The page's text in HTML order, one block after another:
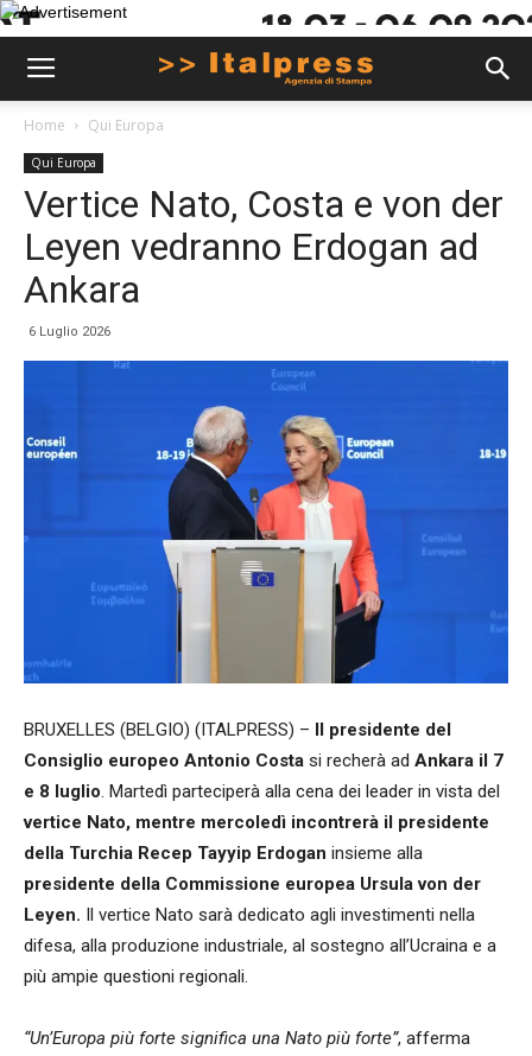
Home Qui Europa
Qui Europa
Vertice Nato, Costa e von der
Leyen vedranno Erdogan ad
Ankara
6 Luglio 2026
BRUXELLES (BELGIO) (ITALPRESS) – Il presidente del
Consiglio europeo Antonio Costa si recherà ad Ankara il 7
e 8 luglio. Martedì parteciperà alla cena dei leader in vista del
vertice Nato, mentre mercoledì incontrerà il presidente
della Turchia Recep Tayyip Erdogan insieme alla
presidente della Commissione europea Ursula von der
Leyen. Il vertice Nato sarà dedicato agli investimenti nella
difesa, alla produzione industriale, al sostegno all’Ucraina e a
più ampie questioni regionali.
“Un’Europa più forte significa una Nato più forte”, afferma